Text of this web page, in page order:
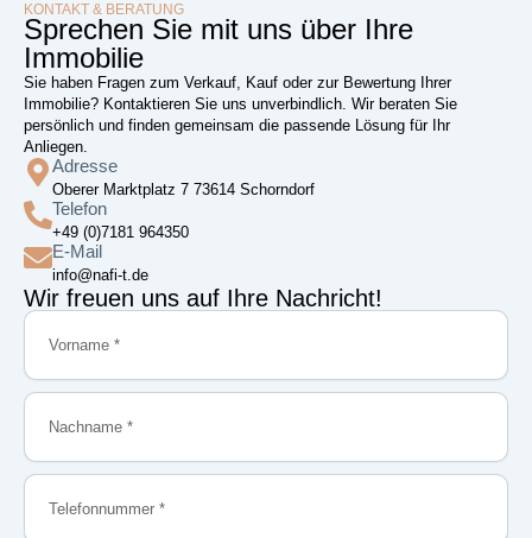
KONTAKT & BERATUNG
Sprechen Sie mit uns über Ihre
Immobilie
Sie haben Fragen zum Verkauf, Kauf oder zur Bewertung Ihrer
Immobilie? Kontaktieren Sie uns unverbindlich. Wir beraten Sie
persönlich und finden gemeinsam die passende Lösung für Ihr
Anliegen.
Adresse
Oberer Marktplatz 7 73614 Schorndorf
Telefon
+49 (0)7181 964350
E-Mail
info@nafi-t.de
Wir freuen uns auf Ihre Nachricht!
Vorname
Nachname
Telefonnummer